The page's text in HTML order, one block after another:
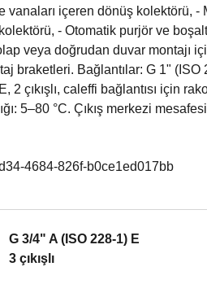
vanaları içeren dönüş kolektörü, -
- Otomatik purjör ve
veya doğrudan duvar montajı
braketleri. Bağlantılar: G 1" (ISO
2 çıkışlı, caleffi bağlantısı için
5–80 °C. Çıkış merkezi
4684-826f-b0ce1ed017bb
G 3/4" A (ISO 228-1) E
3 çıkışlı